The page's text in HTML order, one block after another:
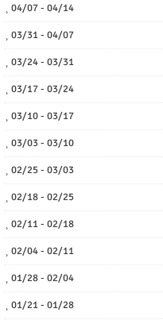
04/07 - 04/14
03/31 - 04/07
03/24 - 03/31
03/17 - 03/24
03/10 - 03/17
03/03 - 03/10
02/25 - 03/03
02/18 - 02/25
02/11 - 02/18
02/04 - 02/11
01/28 - 02/04
01/21 - 01/28